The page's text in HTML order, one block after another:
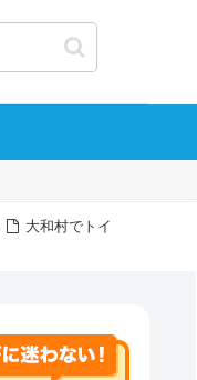
大和村でトイ